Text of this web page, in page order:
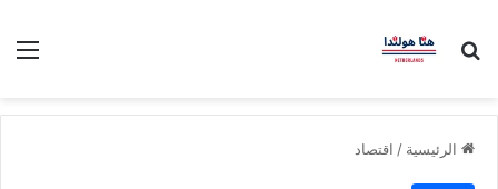
بحث عن
الرئيسية / اقتصاد